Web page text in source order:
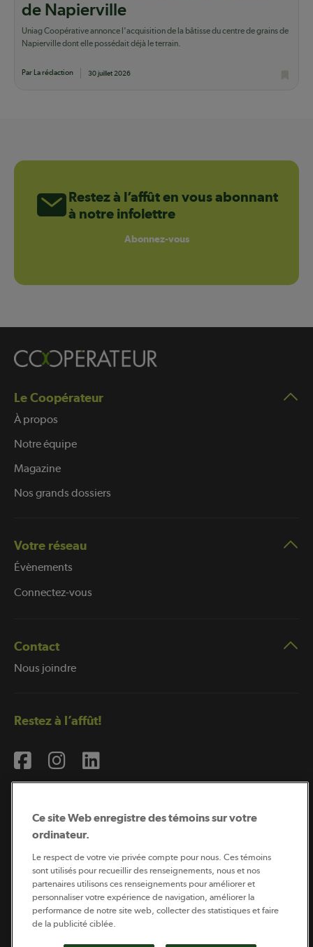
de Napierville
Uniag Coopérative annonce l'acquisition de la bâtisse du centre de grains de
Napierville dont elle possédait déjà le terrain.
Par La rédaction 30 juillet 2026
Restez à l’affût en vous abonnant
à notre infolettre
Abonnez-vous
Le Coopérateur
À propos
Notre équipe
Magazine
Nos grands dossiers
Votre réseau
Évènements
Connectez-vous
Contact
Nous joindre
Restez à l’affût!
Coopérateur est publié par Sollio Groupe Coopératif.
Il est l’outil d’information de la coopération agricole
québécoise.
Ce site Web enregistre des témoins sur votre
ordinateur.
Le respect de votre vie privée compte pour nous. Ces témoins
sont utilisés pour recueillir des renseignements, nous et nos
partenaires utilisons ces renseignements pour améliorer et
personnaliser votre expérience de navigation, améliorer la
performance de notre site web, collecter des statistiques et faire
de la publicité ciblée.